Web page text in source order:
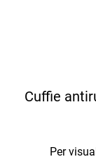
Cuffie
Per